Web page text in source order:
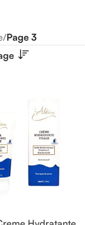
/Page 3